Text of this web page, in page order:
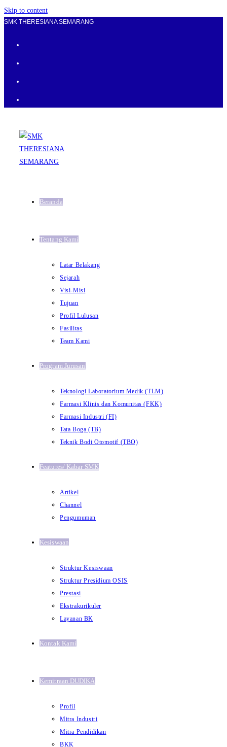
Skip to content
SMK THERESIANA SEMARANG
Beranda
Tentang Kami
Latar Belakang
Sejarah
Visi-Misi
Tujuan
Profil Lulusan
Fasilitas
Team Kami
Program Jurusan
Teknologi Laboratorium Medik (TLM)
Farmasi Klinis dan Komunitas (FKK)
Farmasi Industri (FI)
Tata Boga (TB)
Teknik Bodi Otomotif (TBO)
Features/ Kabar SMK
Artikel
Channel
Pengumuman
Kesiswaan
Struktur Kesiswaan
Struktur Presidium OSIS
Prestasi
Ekstrakurikuler
Layanan BK
Kontak Kami
Kemitraan DUDIKA
Profil
Mitra Industri
Mitra Pendidikan
BKK